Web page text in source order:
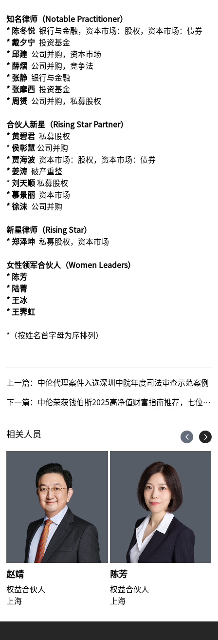
知名律师（Notable Practitioner）
* 陈冬悦 银行与金融，资本市场：股权，资本市场：债券
* 戴夕宁投资基金
* 邱建 公司并购，资本市场
* 薛熠 公司并购，竞争法
* 张静银行与金融
* 张摩西投资基金
* 周赟 公司并购，私募股权
合伙人新星（Rising Star Partner）
* 黄碧君 私募股权
*侯彰慧 公司并购
* 贾海波 资本市场：股权，资本市场：债券
* 姜涛 破产重整
*刘天顺 私募股权
* 慕景丽 资本市场
* 徐沫 公司并购
新星律师（Rising Star）
* 郑泽坤私募股权，资本市场
女性领军合伙人（Women Leaders）
* 陈芳
* 陆菁
* 王冰
* 王霁虹
*（按姓名首字母为序排列）
上一篇： 中伦代理案件入选深圳中院年度司法审查示范案例
下一篇： 中伦荣获钱伯斯2025高净值财富指南推荐，七位律师上榜
相关人员
赵靖
权益合伙人
上海
陈芳
权益合伙人
上海